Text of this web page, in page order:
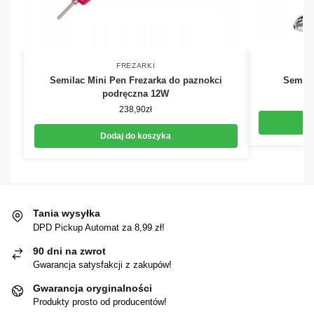
FREZARKI
Semilac Mini Pen Frezarka do paznokci
podręczna 12W
238,90zł
Dodaj do koszyka
Tania wysyłka
DPD Pickup Automat za 8,99 zł!
90 dni na zwrot
Gwarancja satysfakcji z zakupów!
Gwarancja oryginalności
Produkty prosto od producentów!